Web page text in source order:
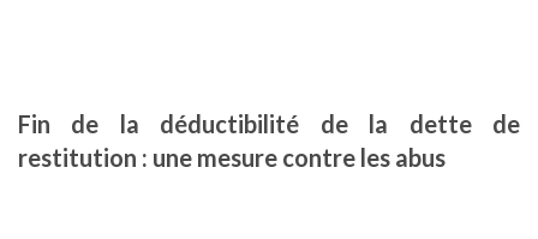
Fin de la déductibilité de la dette de
restitution : une mesure contre les abus